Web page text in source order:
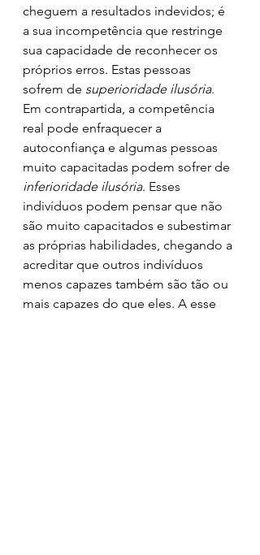
cheguem a resultados indevidos; é
a sua incompetência que restringe
sua capacidade de reconhecer os
próprios erros. Estas pessoas
sofrem de superioridade ilusória.
Em contrapartida, a competência
real pode enfraquecer a
autoconfiança e algumas pessoas
muito capacitadas podem sofrer de
inferioridade ilusória. Esses
indivíduos podem pensar que não
são muito capacitados e subestimar
as próprias habilidades, chegando a
acreditar que outros indivíduos
menos capazes também são tão ou
mais capazes do que eles. A esse